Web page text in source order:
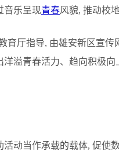
音乐呈现青春风貌, 推动校
育厅指导, 由雄安新区宣
溢青春活力、趋向积极向
动当作承载的载体, 促